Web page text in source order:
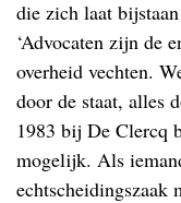
die zich laat
‘Advocaten zijn de
overheid vechten.
door de staat, alles
1983 bij De Clercq
mogelijk. Als
echtscheidingszaak